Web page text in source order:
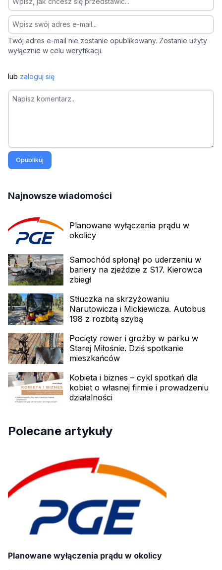
Twój adres e-mail nie zostanie opublikowany. Zostanie użyty
wyłącznie w celu weryfikacji.
lub zaloguj się
Opublikuj
Najnowsze wiadomości
Planowane wyłączenia prądu w
okolicy
Samochód spłonął po uderzeniu w
bariery na zjeździe z S17. Kierowca
zbiegł
Stłuczka na skrzyżowaniu
Narutowicza i Mickiewicza. Autobus
198 z rozbitą szybą
Pocięty rower i groźby w parku w
Starej Miłośnie. Dziś spotkanie
mieszkańców
Kobieta i biznes – cykl spotkań dla
kobiet o własnej firmie i prowadzeniu
działalności
Polecane artykuły
Planowane wyłączenia prądu w okolicy